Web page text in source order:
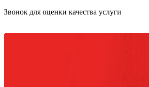
Звонок для оценки качества услуги